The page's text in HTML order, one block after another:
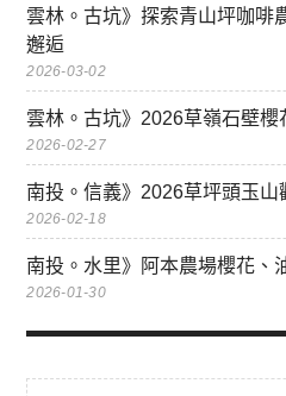
雲林。古坑》探索青山坪咖啡
邂逅
2026-03-02
雲林。古坑》2026草嶺石壁櫻
2026-02-27
南投。信義》2026草坪頭玉山
2026-02-18
南投。水里》阿本農場櫻花、
2026-01-30